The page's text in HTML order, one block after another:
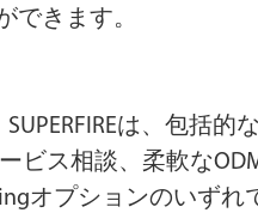
できます。
SUPERFIREは、包括的
ビス相談、柔軟な
オプションのいずれ